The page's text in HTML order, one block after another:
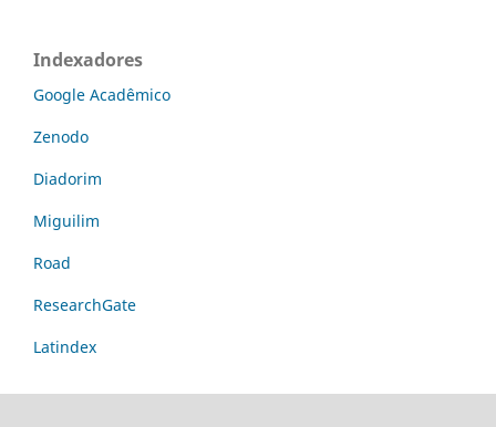
Indexadores
Google Acadêmico
Zenodo
Diadorim
Miguilim
Road
ResearchGate
Latindex